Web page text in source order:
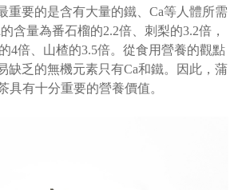
重要的是含有大量的鐵、Ca等人體所需
含量為番石榴的2.2倍、刺梨的3.2倍，
4倍、山楂的3.5倍。從食用營養的觀點
缺乏的無機元素只有Ca和鐵。因此，蒲
具有十分重要的營養價值。